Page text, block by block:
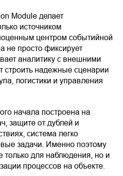
Module делает
источником
центром событийной
не просто фиксирует
аналитику с внешними
строить надежные сценарии
логистики и управления
начала построена на
защите от дублей и
система легко
задачи. Именно поэтому
только для наблюдения, но и
процессов на объекте.